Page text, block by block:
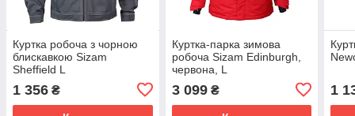
Куртка робоча з чорною
блискавкою Sizam
Sheffield L
1 356 ₴
Куртка-парка зимова
робоча Sizam Edinburgh,
червона, L
3 099₴ 1